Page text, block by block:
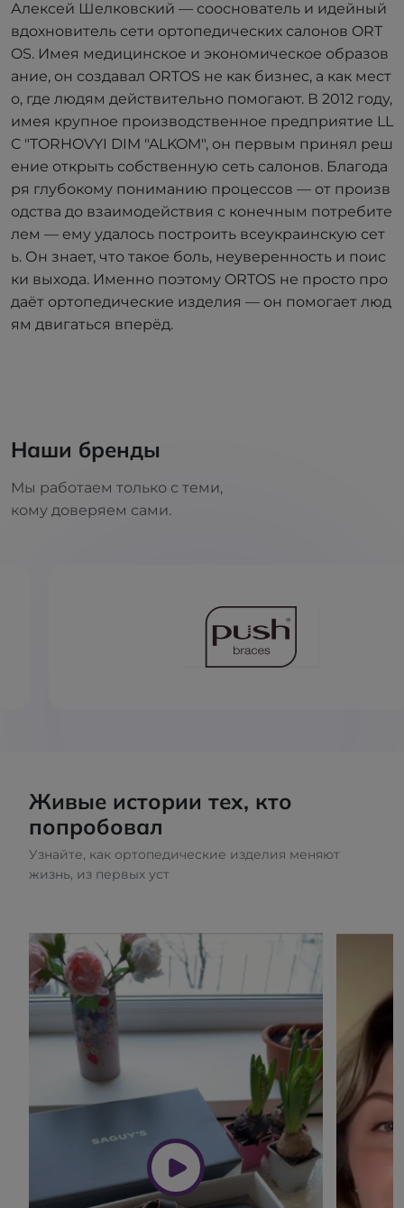
Алексей Шелковский — сооснователь и идейный
вдохновитель сети ортопедических салонов ORT
OS. Имея медицинское и экономическое образов
ание, он создавал ORTOS не как бизнес, а как мест
о, где людям действительно помогают. В 2012 году,
имея крупное производственное предприятие LL
C "TORHOVYI DIM "ALKOM", он первым принял реш
ение открыть собственную сеть салонов. Благода
ря глубокому пониманию процессов — от произв
одства до взаимодействия с конечным потребите
лем — ему удалось построить всеукраинскую сет
ь. Он знает, что такое боль, неуверенность и поис
ки выхода. Именно поэтому ORTOS не просто про
даёт ортопедические изделия — он помогает люд
ям двигаться вперёд.
Наши бренды
Мы работаем только с теми,
кому доверяем сами.
Живые истории тех, кто
попробовал
Узнайте, как ортопедические изделия меняют
жизнь, из первых уст